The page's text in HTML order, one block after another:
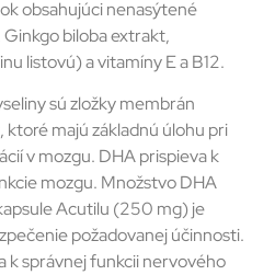
obsahujúci nenasýtené
biloba extrakt,
listovú) a vitamíny E a B12.
sú zložky membrán
majú základnú úlohu pri
v mozgu. DHA prispieva k
mozgu. Množstvo DHA
Acutilu (250 mg) je
požadovanej účinnosti.
k správnej funkcii nervového